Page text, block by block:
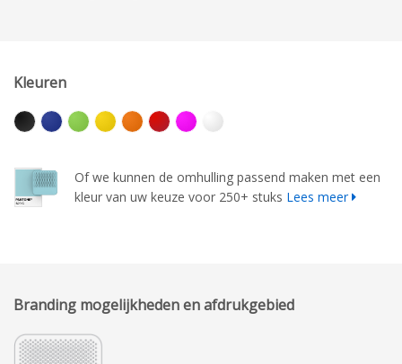
Kleuren
Of we kunnen de omhulling passend maken met een
kleur van uw keuze voor 250+ stuks Lees meer
Branding mogelijkheden en afdrukgebied